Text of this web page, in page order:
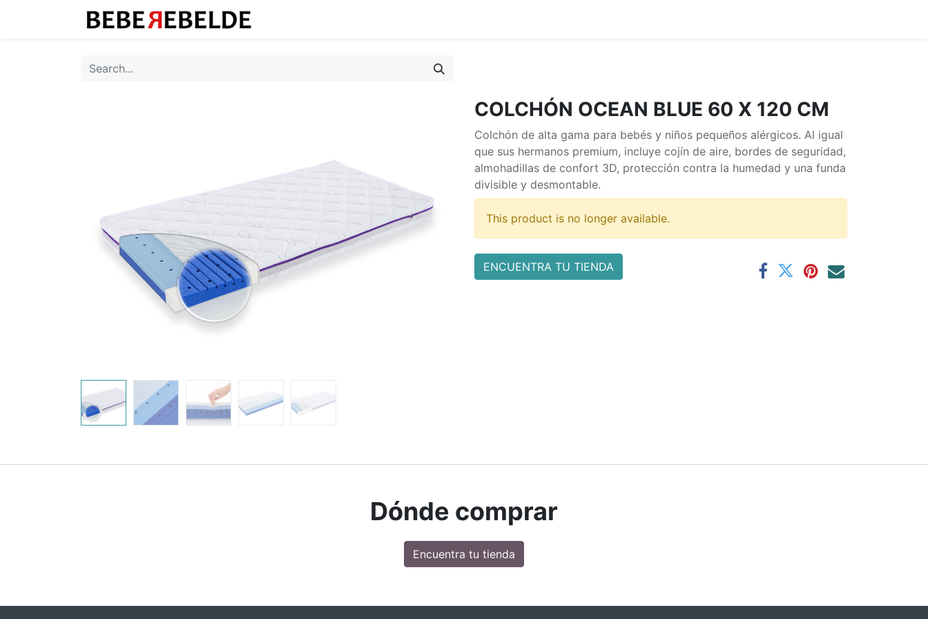
COLCHÓN OCEAN BLUE 60 X 120 CM
Colchón de alta gama para bebés y niños pequeños alérgicos. Al igual
que sus hermanos premium, incluye cojín de aire, bordes de seguridad,
almohadillas de confort 3D, protección contra la humedad y una funda
divisible y desmontable.
This product is no longer available.
ENCUENTRA TU TIENDA
Dónde comprar
Encuentra tu tienda